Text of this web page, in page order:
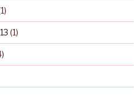
(1)